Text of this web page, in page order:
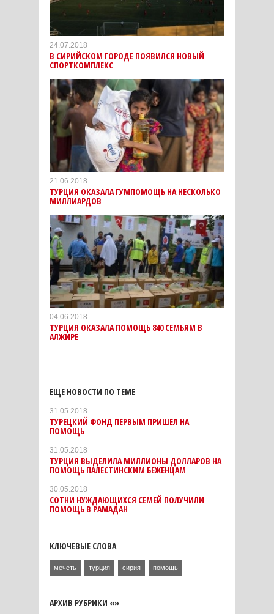
24.07.2018
В СИРИЙСКОМ ГОРОДЕ ПОЯВИЛСЯ НОВЫЙ
СПОРТКОМПЛЕКС
21.06.2018
ТУРЦИЯ ОКАЗАЛА ГУМПОМОЩЬ НА НЕСКОЛЬКО
МИЛЛИАРДОВ
04.06.2018
ТУРЦИЯ ОКАЗАЛА ПОМОЩЬ 840 СЕМЬЯМ В
АЛЖИРЕ
ЕЩЕ НОВОСТИ ПО ТЕМЕ
31.05.2018
ТУРЕЦКИЙ ФОНД ПЕРВЫМ ПРИШЕЛ НА
ПОМОЩЬ
31.05.2018
ТУРЦИЯ ВЫДЕЛИЛА МИЛЛИОНЫ ДОЛЛАРОВ НА
ПОМОЩЬ ПАЛЕСТИНСКИМ БЕЖЕНЦАМ
30.05.2018
СОТНИ НУЖДАЮЩИХСЯ СЕМЕЙ ПОЛУЧИЛИ
ПОМОЩЬ В РАМАДАН
КЛЮЧЕВЫЕ СЛОВА
мечеть турция сирия помощь
АРХИВ РУБРИКИ «»